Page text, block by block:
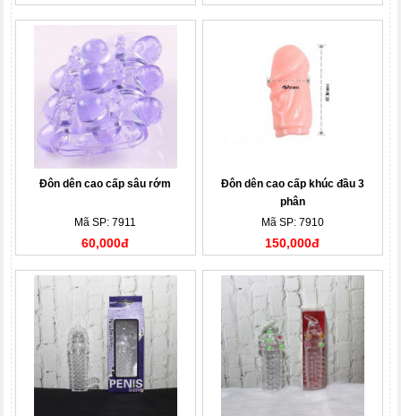
Đôn dên cao cấp sâu rớm
Mã SP: 7911
60,000đ
Đôn dên cao cấp khúc đầu 3
phân
Mã SP: 7910
150,000đ